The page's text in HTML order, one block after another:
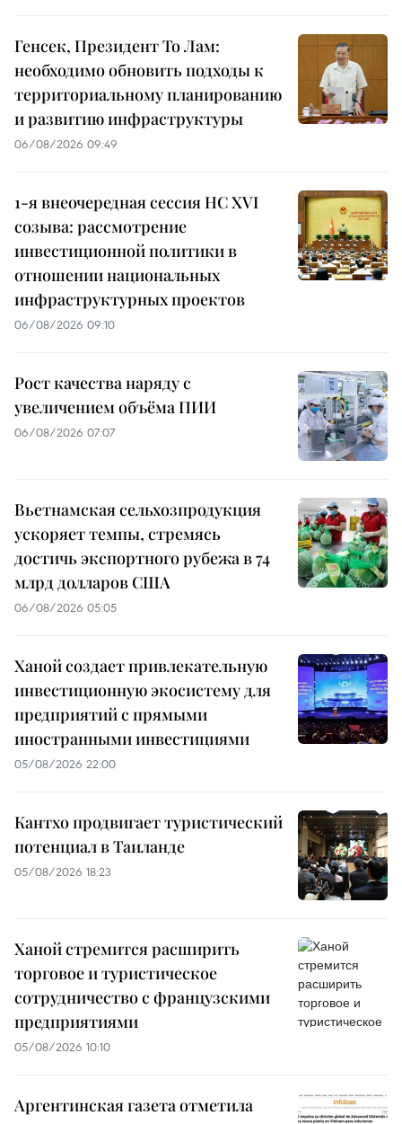
Генсек, Президент То Лам:
необходимо обновить подходы к
территориальному планированию
и развитию инфраструктуры
06/08/2026 09:49
1-я внеочередная сессия НС XVI
созыва: рассмотрение
инвестиционной политики в
отношении национальных
инфраструктурных проектов
06/08/2026 09:10
Рост качества наряду с
увеличением объёма ПИИ
06/08/2026 07:07
Вьетнамская сельхозпродукция
ускоряет темпы, стремясь
достичь экспортного рубежа в 74
млрд долларов США
06/08/2026 05:05
Ханой создает привлекательную
инвестиционную экосистему для
предприятий с прямыми
иностранными инвестициями
05/08/2026 22:00
Кантхо продвигает туристический
потенциал в Таиланде
05/08/2026 18:23
Ханой стремится расширить
торговое и туристическое
сотрудничество с французскими
предприятиями
05/08/2026 10:10
Аргентинская газета отметила